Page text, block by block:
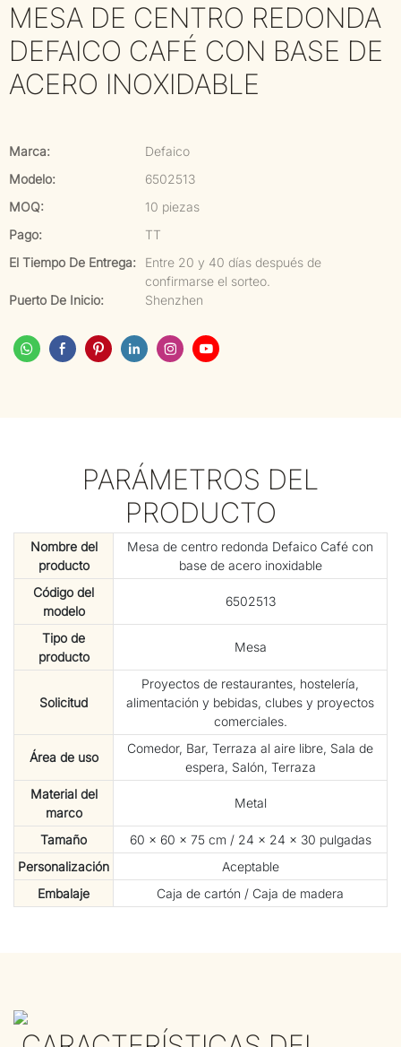
MESA DE CENTRO REDONDA
DEFAICO CAFÉ CON BASE DE
ACERO INOXIDABLE
Marca:
Defaico
Modelo:
6502513
MOQ:
10 piezas
Pago:
TT
El Tiempo De Entrega:
Entre 20 y 40 días después de
confirmarse el sorteo.
Puerto De Inicio:
Shenzhen
PARÁMETROS DEL
PRODUCTO
Nombre del
producto
Mesa de centro redonda Defaico Café con
base de acero inoxidable
Código del
modelo
6502513
Tipo de
producto
Mesa
Solicitud
Proyectos de restaurantes, hostelería,
alimentación y bebidas, clubes y proyectos
comerciales.
Área de uso
Comedor, Bar, Terraza al aire libre, Sala de
espera, Salón, Terraza
Material del
marco
Metal
Tamaño
60 × 60 × 75 cm / 24 × 24 × 30 pulgadas
Personalización
Aceptable
Embalaje
Caja de cartón / Caja de madera